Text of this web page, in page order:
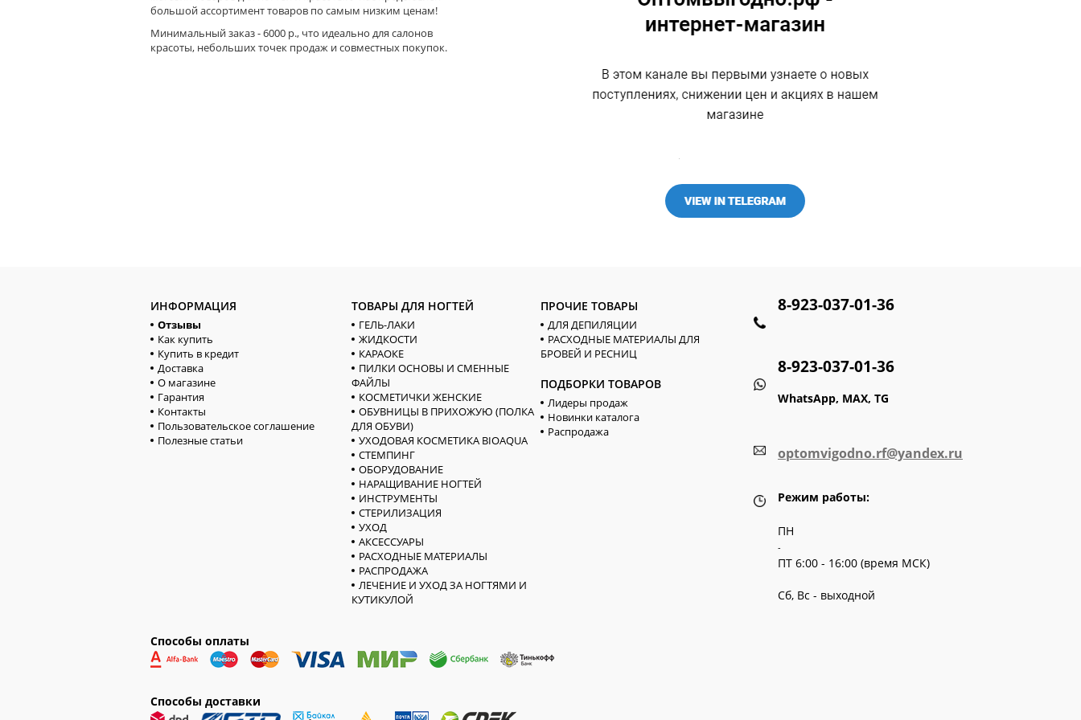
большой ассортимент товаров по самым низким ценам!
Минимальный заказ - 6000 р., что идеально для салонов
красоты, небольших точек продаж и совместных покупок.
ИНФОРМАЦИЯ
Отзывы
Как купить
Купить в кредит
Доставка
О магазине
Гарантия
Контакты
Пользовательское соглашение
Полезные статьи
ТОВАРЫ ДЛЯ НОГТЕЙ
ГЕЛЬ-ЛАКИ
ЖИДКОСТИ
КАРАОКЕ
ПИЛКИ ОСНОВЫ И СМЕННЫЕ
ФАЙЛЫ
КОСМЕТИЧКИ ЖЕНСКИЕ
ОБУВНИЦЫ В ПРИХОЖУЮ (ПОЛКА
ДЛЯ ОБУВИ)
УХОДОВАЯ КОСМЕТИКА BIOAQUA
СТЕМПИНГ
ОБОРУДОВАНИЕ
НАРАЩИВАНИЕ НОГТЕЙ
ИНСТРУМЕНТЫ
СТЕРИЛИЗАЦИЯ
УХОД
АКСЕССУАРЫ
РАСХОДНЫЕ МАТЕРИАЛЫ
РАСПРОДАЖА
ЛЕЧЕНИЕ И УХОД ЗА НОГТЯМИ И
КУТИКУЛОЙ
ПРОЧИЕ ТОВАРЫ
ДЛЯ ДЕПИЛЯЦИИ
РАСХОДНЫЕ МАТЕРИАЛЫ ДЛЯ
БРОВЕЙ И РЕСНИЦ
ПОДБОРКИ ТОВАРОВ
Лидеры продаж
Новинки каталога
Распродажа
8-923-037-01-36
8-923-037-01-36
WhatsApp, MAX, TG
optomvigodno.rf@yandex.ru
Режим работы:
ПН
-
ПТ 6:00 - 16:00 (время МСК)
Сб, Вс - выходной
Способы оплаты
Способы доставки